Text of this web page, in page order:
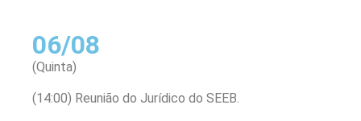
06/08
(Quinta)
(14:00) Reunião do Jurídico do SEEB.